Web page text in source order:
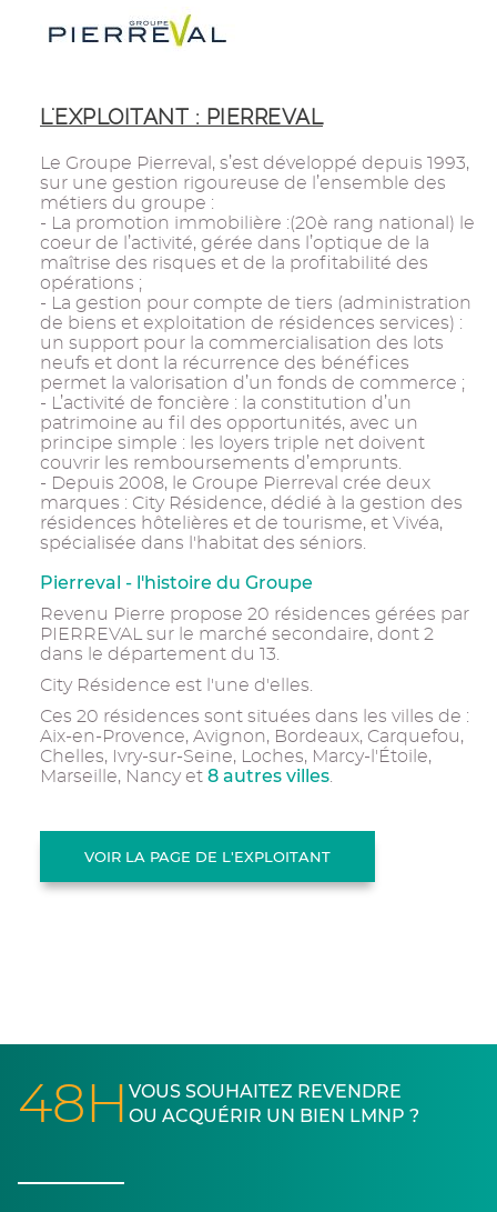
L'EXPLOITANT : PIERREVAL
Le Groupe Pierreval, s’est développé depuis 1993,
sur une gestion rigoureuse de l’ensemble des
métiers du groupe :
- La promotion immobilière :(20è rang national) le
coeur de l’activité, gérée dans l’optique de la
maîtrise des risques et de la profitabilité des
opérations ;
- La gestion pour compte de tiers (administration
de biens et exploitation de résidences services) :
un support pour la commercialisation des lots
neufs et dont la récurrence des bénéfices
permet la valorisation d’un fonds de commerce ;
- L’activité de foncière : la constitution d’un
patrimoine au fil des opportunités, avec un
principe simple : les loyers triple net doivent
couvrir les remboursements d’emprunts.
- Depuis 2008, le Groupe Pierreval crée deux
marques : City Résidence, dédié à la gestion des
résidences hôtelières et de tourisme, et Vivéa,
spécialisée dans l'habitat des séniors.
Pierreval - l'histoire du Groupe
Revenu Pierre propose 20 résidences gérées par
PIERREVAL sur le marché secondaire, dont 2
dans le département du 13.
City Résidence est l'une d'elles.
Ces 20 résidences sont situées dans les villes de :
Aix-en-Provence, Avignon, Bordeaux, Carquefou,
Chelles, Ivry-sur-Seine, Loches, Marcy-l'Étoile,
Marseille, Nancy et 8 autres villes
VOIR LA PAGE DE L'EXPLOITANT
48H VOUS SOUHAITEZ REVENDRE
OU ACQUÉRIR UN BIEN LMNP ?